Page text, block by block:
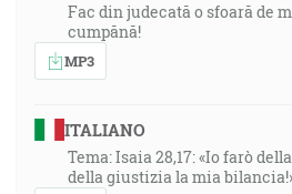
Fac din judecată o sfoară de
cumpănă!
MP3
ITALIANO
Tema: Isaia 28,17: «Io farò
della giustizia la mia